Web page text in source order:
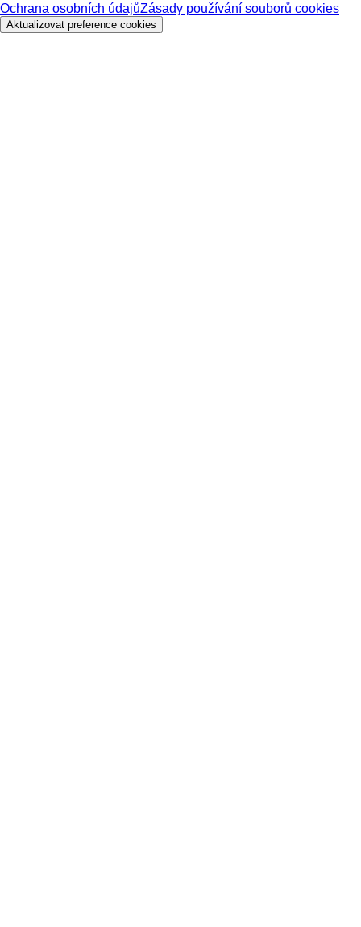
Ochrana osobních údajůZásady používání souborů cookies
Aktualizovat preference cookies